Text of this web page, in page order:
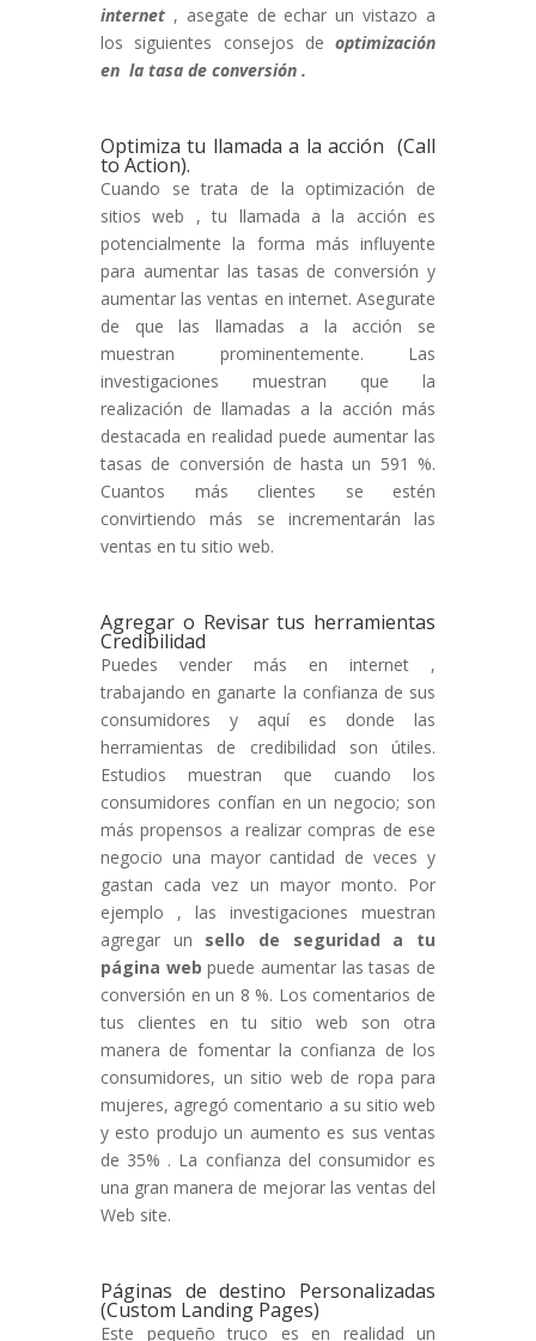
internet , asegate de echar un vistazo a
los siguientes consejos de optimización
en la tasa de conversión .
Optimiza tu llamada a la acción (Call
to Action).
Cuando se trata de la optimización de
sitios web , tu llamada a la acción es
potencialmente la forma más influyente
para aumentar las tasas de conversión y
aumentar las ventas en internet. Asegurate
de que las llamadas a la acción se
muestran prominentemente. Las
investigaciones muestran que la
realización de llamadas a la acción más
destacada en realidad puede aumentar las
tasas de conversión de hasta un 591 %.
Cuantos más clientes se estén
convirtiendo más se incrementarán las
ventas en tu sitio web.
Agregar o Revisar tus herramientas
Credibilidad
Puedes vender más en internet ,
trabajando en ganarte la confianza de sus
consumidores y aquí es donde las
herramientas de credibilidad son útiles.
Estudios muestran que cuando los
consumidores confían en un negocio; son
más propensos a realizar compras de ese
negocio una mayor cantidad de veces y
gastan cada vez un mayor monto. Por
ejemplo , las investigaciones muestran
agregar un sello de seguridad a tu
página web puede aumentar las tasas de
conversión en un 8 %. Los comentarios de
tus clientes en tu sitio web son otra
manera de fomentar la confianza de los
consumidores, un sitio web de ropa para
mujeres, agregó comentario a su sitio web
y esto produjo un aumento es sus ventas
de 35% . La confianza del consumidor es
una gran manera de mejorar las ventas del
Web site.
Páginas de destino Personalizadas
(Custom Landing Pages)
Este pequeño truco es en realidad un